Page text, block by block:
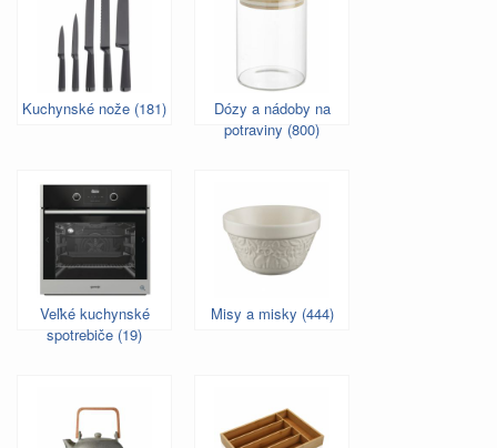
Kuchynské nože (181)
Dózy a nádoby na
potraviny (800)
Veľké kuchynské
spotrebiče (19)
Misy a misky (444)